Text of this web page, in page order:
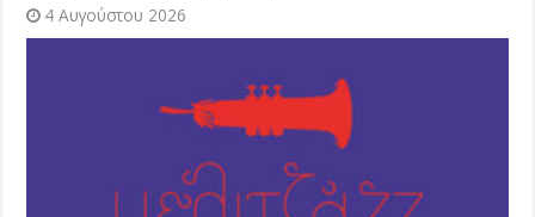
4 Αυγούστου 2026